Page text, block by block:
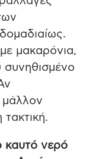
μακαρόνια,
μάλλον
καυτό νερό